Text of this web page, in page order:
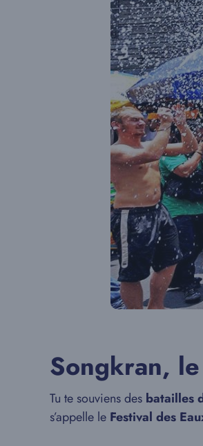
Songkran,
Tu te souviens des batailles
s’appelle le Festival des